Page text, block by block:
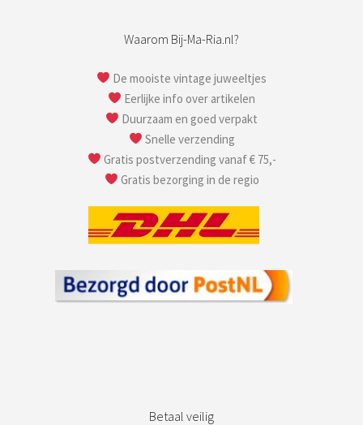
Waarom Bij-Ma-Ria.nl?
De mooiste vintage juweeltjes
Eerlijke info over artikelen
Duurzaam en goed verpakt
Snelle verzending
Gratis postverzending vanaf € 75,-
Gratis bezorging in de regio
Betaal veilig